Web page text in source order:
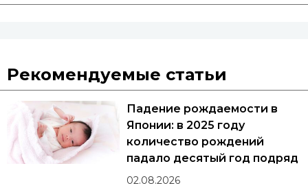
Рекомендуемые статьи
Падение рождаемости в
Японии: в 2025 году
количество рождений
падало десятый год подряд
02.08.2026